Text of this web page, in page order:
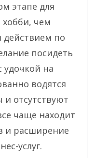
этапе для
хобби, чем
действием по
посидеть
на
водятся
отсутствуют
чаще находит
и расширение
услуг.